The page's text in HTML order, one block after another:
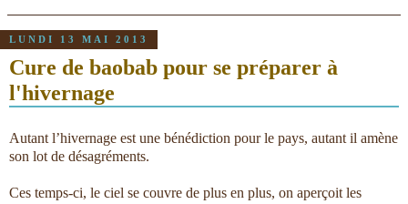
LUNDI 13 MAI 2013
Cure de baobab pour se préparer à
l'hivernage
Autant l’hivernage est une bénédiction pour le pays, autant il amène
son lot de désagréments.
Ces temps-ci, le ciel se couvre de plus en plus, on aperçoit les